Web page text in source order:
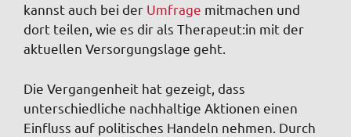
kannst auch bei der Umfrage mitmachen und
dort teilen, wie es dir als Therapeut:in mit der
aktuellen Versorgungslage geht.
Die Vergangenheit hat gezeigt, dass
unterschiedliche nachhaltige Aktionen einen
Einfluss auf politisches Handeln nehmen. Durch